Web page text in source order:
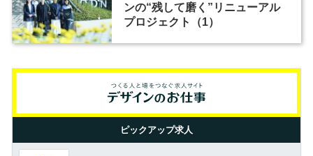
ンの“残して磨く”リニューアル
プロジェクト（1）
ピックアップ求人